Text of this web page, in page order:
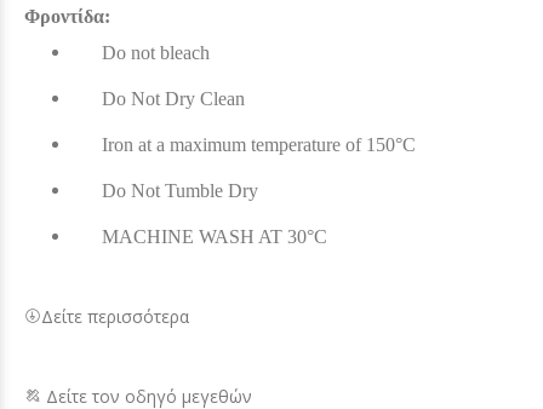
Φροντίδα:
Do not bleach
Do Not Dry Clean
Iron at a maximum temperature of 150°C
Do Not Tumble Dry
MACHINE WASH AT 30°C
Δείτε περισσότερα
Δείτε τον οδηγό μεγεθών